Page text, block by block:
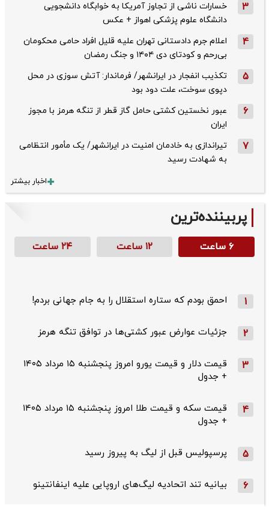
3
خسارات ناشی از تجاوز آمریکا به خوابگاه دانشجویی
دانشگاه علوم پزشکی اهواز + عکس
4
اعلام جرم دادستانی تهران علیه قلیل افراد حامی محکومان
بی‌رحم و کودتای دی‌ ۱۴۰۴ و جنگ رمضان
5
تکذیب ‌انفجار در ایرانشهر/ فرماندار: آتش سوزی در محل
دپوی سوخت، علت دود بود
6
عبور نخستین کشتی حامل گاز قطر از تنگه هرمز با مجوز
ایران
7
تیراندازی به خادمان امنیت در ایرانشهر/ یک مأمور انتظامی
به شهادت رسید
اخبار بیشتر
پربیننده‌ترین
۶ ساعت ۱۲ ساعت ۲۴ ساعت
1 احمق بودم که ستاره استقلال را به جام جهانی بردم!
2 جزئیات عوارض عبور کشتی‌ها در توافق تنگه هرمز
3
قیمت دلار و قیمت یورو امروز پنجشنبه ۱۵ مرداد ۱۴۰۵
+ جدول
4
قیمت سکه و قیمت طلا امروز پنجشنبه ۱۵ مرداد ۱۴۰۵
+ جدول
5 پرسپولیس قبل از لیگ به پیروز رسید
6 بیانیه تند اتحادیه لیگ‌های اروپایی علیه اینفانتینو